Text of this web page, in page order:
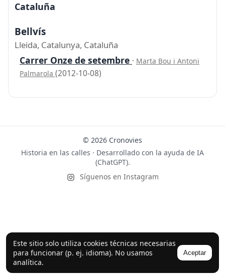
Este sitio solo utiliza cookies técnicas necesarias
para funcionar (p. ej. idioma). No usamos
analítica.
Aceptar
Cataluña
Bellvís
Lleida, Catalunya, Cataluña
Carrer Onze de setembre · Marta Bou i Antoni
Palmarola (2012-10-08)
© 2026 Cronovies
Historia en las calles · Desarrollado con la ayuda de IA
(ChatGPT).
Síguenos en Instagram